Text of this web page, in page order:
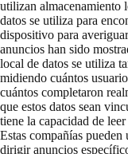
utilizan almacenamiento
datos se utiliza para
dispositivo para
anuncios han sido
local de datos se utiliza
midiendo cuántos
cuántos completaron
que estos datos sean
tiene la capacidad de
Estas compañías
dirigir anuncios